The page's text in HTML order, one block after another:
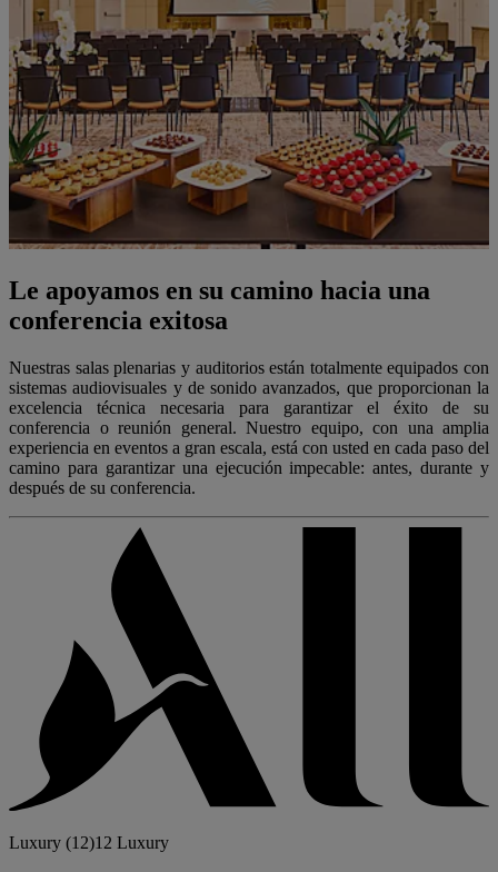
Le apoyamos en su camino hacia una
conferencia exitosa
Nuestras salas plenarias y auditorios están totalmente equipados con
sistemas audiovisuales y de sonido avanzados, que proporcionan la
excelencia técnica necesaria para garantizar el éxito de su
conferencia o reunión general. Nuestro equipo, con una amplia
experiencia en eventos a gran escala, está con usted en cada paso del
camino para garantizar una ejecución impecable: antes, durante y
después de su conferencia.
Luxury (12)12 Luxury